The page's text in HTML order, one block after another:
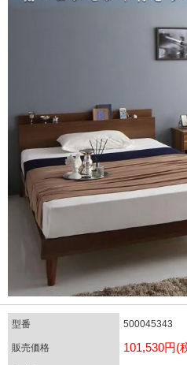
型番 500045343
販売価格 101,530円